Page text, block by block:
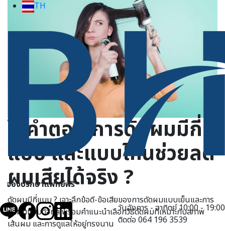
TH
จองปรึกษาแพทย์ฟรี
วันอังคาร - อาทิตย์ 10:00 - 19:00
ติดต่อ 064 196 3539
ไขคำตอบ การดัดผมมีกี่
แบบ และแบบไหนช่วยลด
ผมเสียได้จริง ?
ดัดผมมีกี่แบบ ? เจาะลึกข้อดี-ข้อเสียของการดัดผมแบบเย็นและการ
ดัดผมแบบดิจิทัล พร้อมคำแนะนำเลือกวิธีดัดผมที่เหมาะกับสภาพ
เส้นผม และการดูแลให้อยู่ทรงนาน